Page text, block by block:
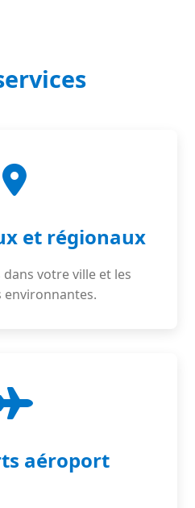
et régionaux
votre ville et les
environnantes.
aéroport